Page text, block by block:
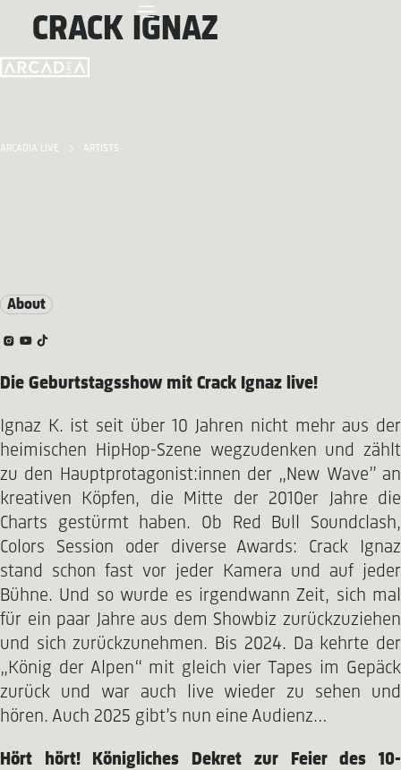
ARCADIA LIVE ARTISTS
CRACK IGNAZ
About
Die Geburtstagsshow mit Crack Ignaz live!
Ignaz K. ist seit über 10 Jahren nicht mehr aus der
heimischen HipHop-Szene wegzudenken und zählt
zu den Hauptprotagonist:innen der „New Wave” an
kreativen Köpfen, die Mitte der 2010er Jahre die
Charts gestürmt haben. Ob Red Bull Soundclash,
Colors Session oder diverse Awards: Crack Ignaz
stand schon fast vor jeder Kamera und auf jeder
Bühne. Und so wurde es irgendwann Zeit, sich mal
für ein paar Jahre aus dem Showbiz zurückzuziehen
und sich zurückzunehmen. Bis 2024. Da kehrte der
„König der Alpen“ mit gleich vier Tapes im Gepäck
zurück und war auch live wieder zu sehen und
hören. Auch 2025 gibt’s nun eine Audienz…
Hört hört! Königliches Dekret zur Feier des 10-